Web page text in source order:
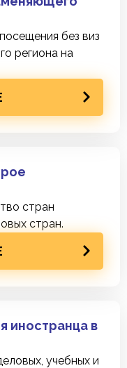
без виз
региона на
стран
стран.
иностранца в
учебных и